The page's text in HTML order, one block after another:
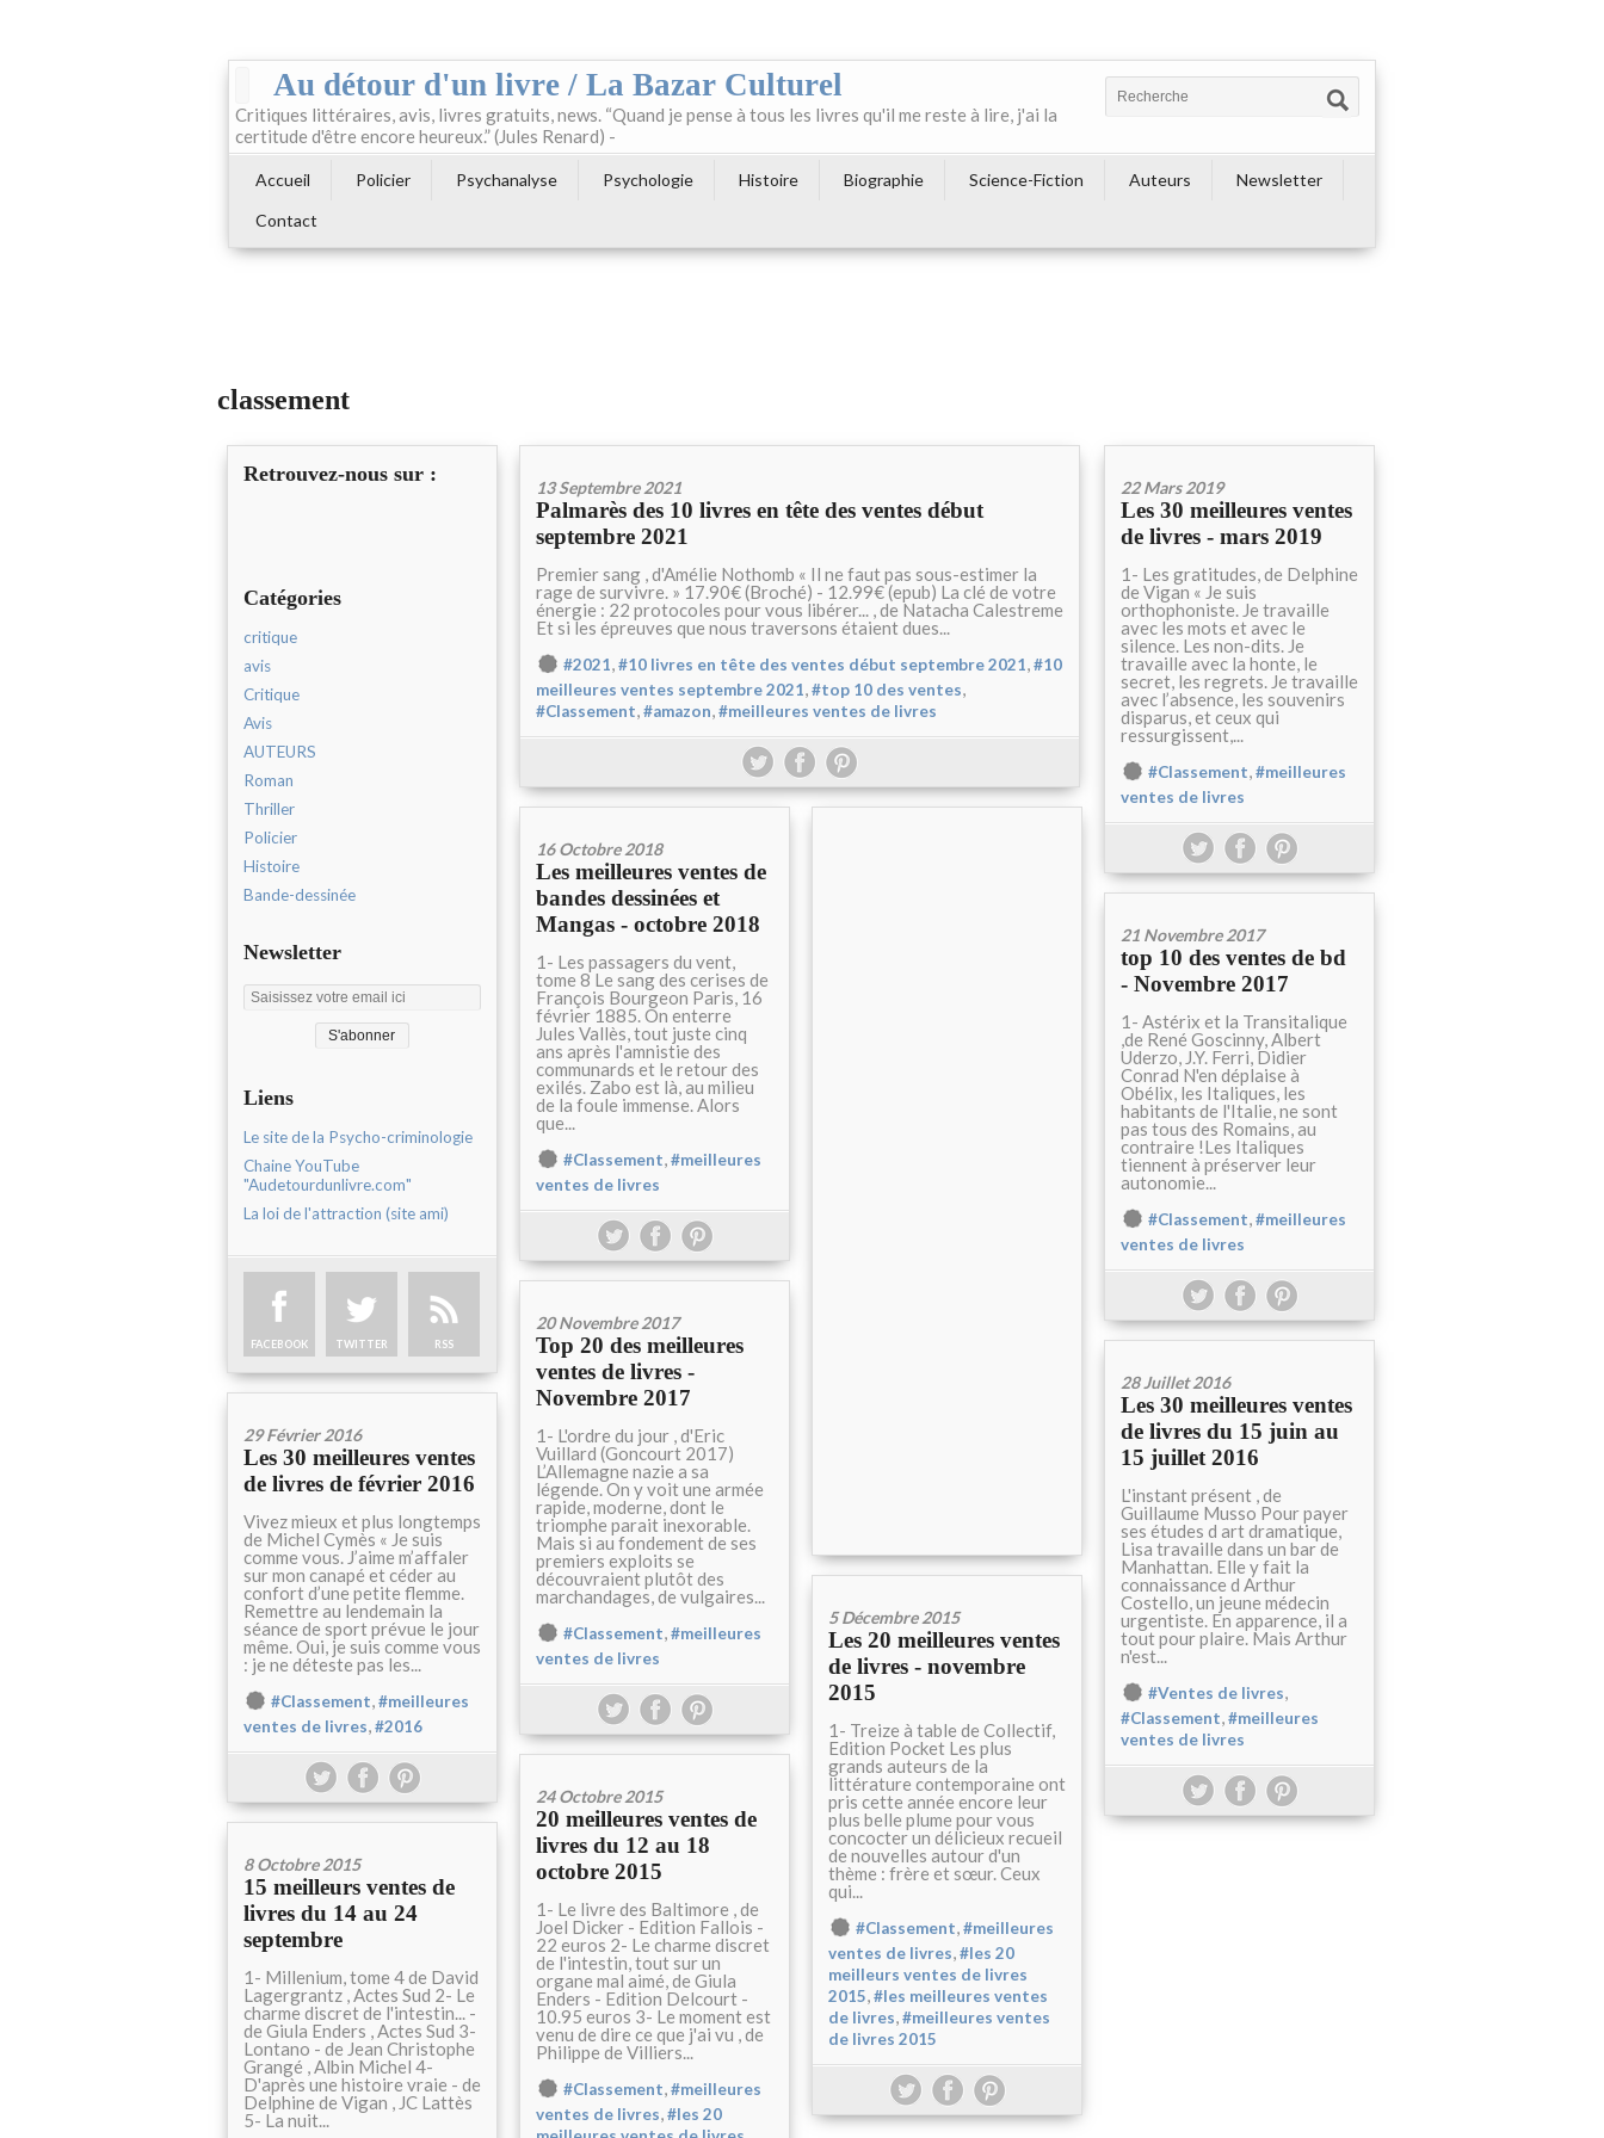
Au détour d'un livre / La Bazar Culturel
Critiques littéraires, avis, livres gratuits, news. “Quand je pense à tous les livres qu'il me reste à lire, j'ai la
certitude d'être encore heureux.” (Jules Renard) -
Accueil Policier Psychanalyse Psychologie Histoire Biographie Science-Fiction Auteurs
Newsletter
Contact
classement
Retrouvez-nous sur :
Catégories
critique
avis
Critique
Avis
AUTEURS
Roman
Thriller
Policier
Histoire
Bande-dessinée
Newsletter
Liens
Le site de la Psycho-criminologie
Chaine YouTube
"Audetourdunlivre.com"
La loi de l'attraction (site ami)
FACEBOOK TWITTER RSS
13 Septembre 2021
Palmarès des 10 livres en tête des ventes début
septembre 2021
Premier sang , d'Amélie Nothomb « Il ne faut pas sous-estimer la
rage de survivre. » 17.90€ (Broché) - 12.99€ (epub) La clé de votre
énergie : 22 protocoles pour vous libérer... , de Natacha Calestreme
Et si les épreuves que nous traversons étaient dues...
#2021,#10 livres en tête des ventes début septembre 2021,#10
meilleures ventes septembre 2021,#top 10 des ventes,
#Classement,#amazon,#meilleures ventes de livres
22 Mars 2019
Les 30 meilleures ventes
de livres - mars 2019
1- Les gratitudes, de Delphine
de Vigan « Je suis
orthophoniste. Je travaille
avec les mots et avec le
silence. Les non-dits. Je
travaille avec la honte, le
secret, les regrets. Je travaille
avec l’absence, les souvenirs
disparus, et ceux qui
ressurgissent,...
#Classement,#meilleures
ventes de livres
16 Octobre 2018
Les meilleures ventes de
bandes dessinées et
Mangas - octobre 2018
1- Les passagers du vent,
tome 8 Le sang des cerises de
François Bourgeon Paris, 16
février 1885. On enterre
Jules Vallès, tout juste cinq
ans après l'amnistie des
communards et le retour des
exilés. Zabo est là, au milieu
de la foule immense. Alors
que...
#Classement,#meilleures
ventes de livres
21 Novembre 2017
top 10 des ventes de bd
- Novembre 2017
1- Astérix et la Transitalique
,de René Goscinny, Albert
Uderzo, J.Y. Ferri, Didier
Conrad N'en déplaise à
Obélix, les Italiques, les
habitants de l'Italie, ne sont
pas tous des Romains, au
contraire !Les Italiques
tiennent à préserver leur
autonomie...
#Classement,#meilleures
ventes de livres
20 Novembre 2017
Top 20 des meilleures
ventes de livres -
Novembre 2017
1- L'ordre du jour , d'Eric
Vuillard (Goncourt 2017)
L’Allemagne nazie a sa
légende. On y voit une armée
rapide, moderne, dont le
triomphe parait inexorable.
Mais si au fondement de ses
premiers exploits se
découvraient plutôt des
marchandages, de vulgaires...
#Classement,#meilleures
ventes de livres
28 Juillet 2016
Les 30 meilleures ventes
de livres du 15 juin au
15 juillet 2016
L'instant présent , de
Guillaume Musso Pour payer
ses études d art dramatique,
Lisa travaille dans un bar de
Manhattan. Elle y fait la
connaissance d Arthur
Costello, un jeune médecin
urgentiste. En apparence, il a
tout pour plaire. Mais Arthur
n'est...
#Ventes de livres,
#Classement,#meilleures
ventes de livres
29 Février 2016
Les 30 meilleures ventes
de livres de février 2016
Vivez mieux et plus longtemps
de Michel Cymès « Je suis
comme vous. J’aime m’affaler
sur mon canapé et céder au
confort d’une petite flemme.
Remettre au lendemain la
séance de sport prévue le jour
même. Oui, je suis comme vous
: je ne déteste pas les...
#Classement,#meilleures
ventes de livres,#2016
5 Décembre 2015
Les 20 meilleures ventes
de livres - novembre
2015
1- Treize à table de Collectif,
Edition Pocket Les plus
grands auteurs de la
littérature contemporaine ont
pris cette année encore leur
plus belle plume pour vous
concocter un délicieux recueil
de nouvelles autour d'un
thème : frère et sœur. Ceux
qui...
#Classement,#meilleures
ventes de livres,#les 20
meilleurs ventes de livres
2015,#les meilleures ventes
de livres,#meilleures ventes
de livres 2015
24 Octobre 2015
20 meilleures ventes de
livres du 12 au 18
octobre 2015
1- Le livre des Baltimore , de
Joel Dicker - Edition Fallois -
22 euros 2- Le charme discret
de l'intestin, tout sur un
organe mal aimé, de Giula
Enders - Edition Delcourt -
10.95 euros 3- Le moment est
venu de dire ce que j'ai vu , de
Philippe de Villiers...
#Classement,#meilleures
ventes de livres,#les 20
8 Octobre 2015
15 meilleurs ventes de
livres du 14 au 24
septembre
1- Millenium, tome 4 de David
Lagergrantz , Actes Sud 2- Le
charme discret de l'intestin... -
de Giula Enders , Actes Sud 3-
Lontano - de Jean Christophe
Grangé , Albin Michel 4-
D'après une histoire vraie - de
Delphine de Vigan , JC Lattès
5- La nuit...